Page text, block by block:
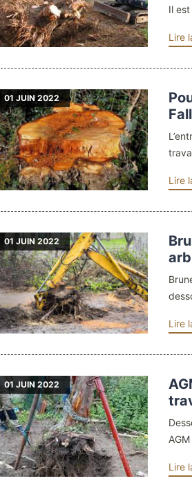
Il
Lire
01 JUIN 2022
Lire
01 JUIN 2022
Lire
01 JUIN 2022
Lire